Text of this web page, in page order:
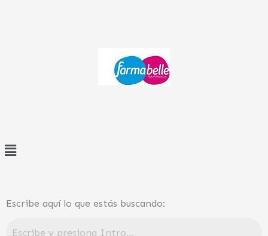
Menú
Escribe aquí lo que estás buscando: